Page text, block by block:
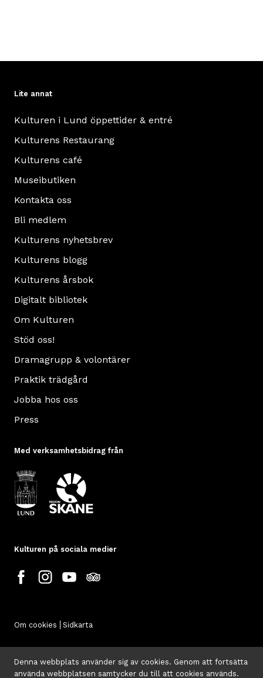
Denna webbplats använder sig av cookies. Genom att fortsätta
använda webbplatsen samtycker du till att cookies används.
Lite annat
Kulturen i Lund öppettider & entré
Kulturens Restaurang
Kulturens café
Museibutiken
Kontakta oss
Bli medlem
Kulturens nyhetsbrev
Kulturens blogg
Kulturens årsbok
Digitalt bibliotek
Om Kulturen
Stöd oss!
Dramagrupp & volontärer
Praktik trädgård
Jobba hos oss
Press
Med verksamhetsbidrag från
Kulturen på sociala medier
Om cookies Sidkarta